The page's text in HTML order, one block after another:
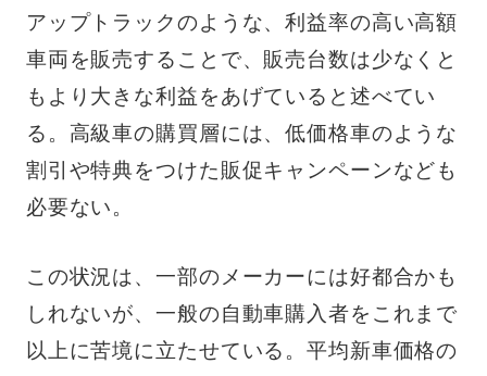
アップトラックのような、利益率の高い高額
車両を販売することで、販売台数は少なくと
もより大きな利益をあげていると述べてい
る。高級車の購買層には、低価格車のような
割引や特典をつけた販促キャンペーンなども
必要ない。
この状況は、一部のメーカーには好都合かも
しれないが、一般の自動車購入者をこれまで
以上に苦境に立たせている。平均新車価格の